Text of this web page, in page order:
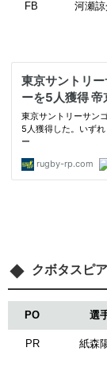
FB 河瀬諒
クボタスピ
PO 選
PR 紙森